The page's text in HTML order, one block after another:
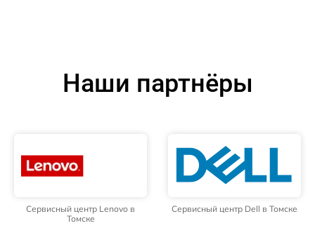
Наши партнёры
Сервисный центр Lenovo в
Томске
Сервисный центр Dell в Томске